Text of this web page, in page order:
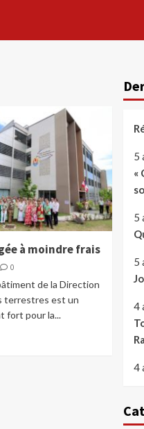
à moindre frais
0
de la Direction
terrestres est un
fort pour la...
5
«
5
5
4
4